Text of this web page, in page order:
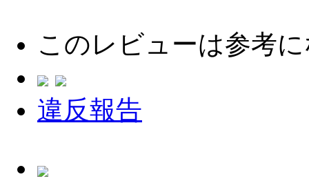
このレビューは参考
違反報告